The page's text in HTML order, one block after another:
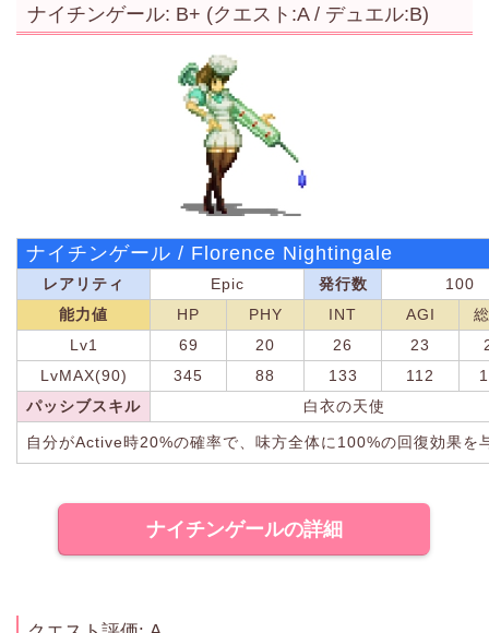
ナイチンゲール: B+ (クエスト:A / デュエル:B)
ナイチンゲール / Florence Nightingale
レアリティ Epic 発行数
100
能力値
HP PHY INT AGI
Lv1
69 20 26 23
LvMAX(90)
345 88 133 112
パッシブスキル
白衣の天使
自分がActive時20%の確率で、味方全体に100%の回復効果を
ナイチンゲールの詳細